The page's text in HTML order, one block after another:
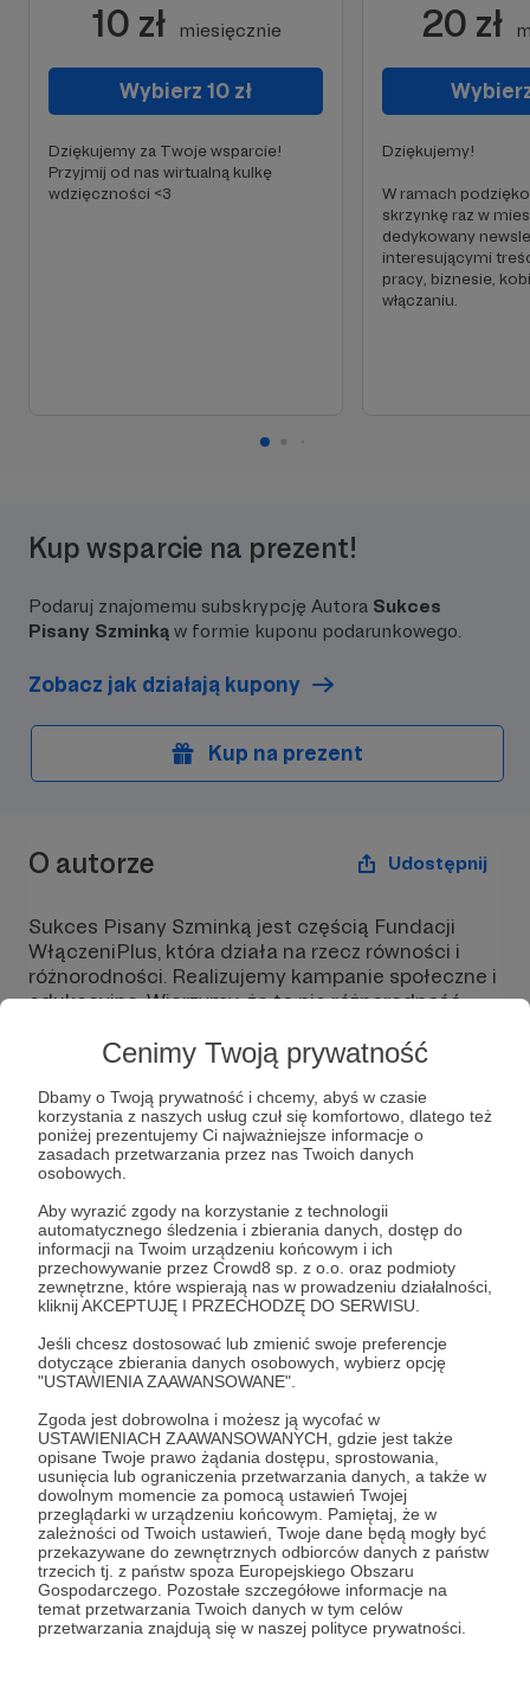
Cenimy Twoją prywatność
Dbamy o Twoją prywatność i chcemy, abyś w czasie
korzystania z naszych usług czuł się komfortowo, dlatego też
poniżej prezentujemy Ci najważniejsze informacje o
zasadach przetwarzania przez nas Twoich danych
osobowych.
Aby wyrazić zgody na korzystanie z technologii
automatycznego śledzenia i zbierania danych, dostęp do
informacji na Twoim urządzeniu końcowym i ich
przechowywanie przez Crowd8 sp. z o.o. oraz podmioty
zewnętrzne, które wspierają nas w prowadzeniu działalności,
kliknij AKCEPTUJĘ I PRZECHODZĘ DO SERWISU.
Jeśli chcesz dostosować lub zmienić swoje preferencje
dotyczące zbierania danych osobowych, wybierz opcję
"USTAWIENIA ZAAWANSOWANE".
Zgoda jest dobrowolna i możesz ją wycofać w
USTAWIENIACH ZAAWANSOWANYCH, gdzie jest także
opisane Twoje prawo żądania dostępu, sprostowania,
usunięcia lub ograniczenia przetwarzania danych, a także w
dowolnym momencie za pomocą ustawień Twojej
przeglądarki w urządzeniu końcowym. Pamiętaj, że w
zależności od Twoich ustawień, Twoje dane będą mogły być
przekazywane do zewnętrznych odbiorców danych z państw
trzecich tj. z państw spoza Europejskiego Obszaru
Gospodarczego. Pozostałe szczegółowe informacje na
temat przetwarzania Twoich danych w tym celów
przetwarzania znajdują się w naszej polityce prywatności.
10 zł miesięcznie
Wybierz 10 zł
Dziękujemy za Twoje wsparcie!
Przyjmij od nas wirtualną kulkę
wdzięczności <3
20 zł
Dziękujemy!
W ramach
skrzynkę raz w
dedykowany
interesującymi
pracy, biznesie,
włączaniu.
Kup wsparcie na prezent!
Podaruj znajomemu subskrypcję Autora Sukces
Pisany Szminką w formie kuponu podarunkowego.
Zobacz jak działają kupony
Kup na prezent
O autorze Udostępnij
Sukces Pisany Szminką jest częścią Fundacji
WłączeniPlus, która działa na rzecz równości i
różnorodności. Realizujemy kampanie społeczne i
edukacyjne. Wierzymy, że to nie różnorodność
Wiadomość Obserwuj
Prowadzimy działania B2B (opis tych dostępny
jest na stroniewww.wlaczeniplus.com) i B2C.
Dostarczamy naszym odbiorcom fachowej
wiedzy niezbędnej do rozwoju osobistego i
zawodowego. Szkolimy pro bono ponad 100
tysięcy kobiet rocznie. Aktywnie działamy w
istotne tematy na
portalusukcespisanyszminka.pl. Nasz zespół
realizuje także szereg kampanii społecznych z
misją przeciwdziałania stereotypom i
wykluczeniu, wyrównywania szans na rynku pracy i
podnoszenia świadomości Polaków w ważnych
dla budowania szczęścia i godności jednostek
tematach.
Nagrywamypodcast Sukces Pisany Szminką